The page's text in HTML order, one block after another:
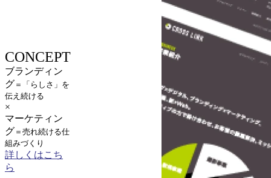
CONCEPT
ブランディン
グ ＝「らしさ」を
伝え続ける
×
マーケティン
グ ＝売れ続ける仕
組みづくり
詳しくはこち
ら